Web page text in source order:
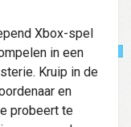
Xbox-spel
in een
Kruip in de
en
probeert te